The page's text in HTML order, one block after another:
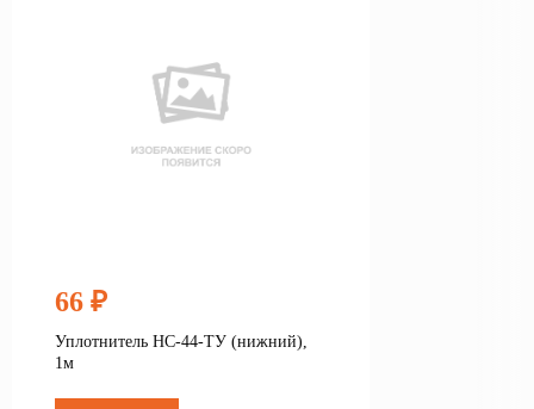
66 ₽
Уплотнитель НС-44-ТУ (нижний),
1м